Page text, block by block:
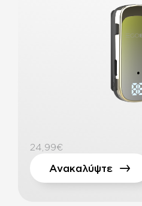
Ανακαλύψτε
24,99€